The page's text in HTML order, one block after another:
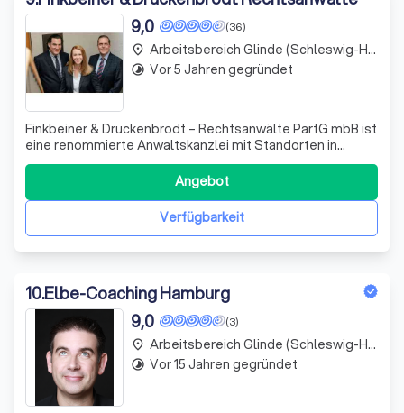
(36)
9,0
Finkbeiner & Druckenbrodt – Rechtsanwälte PartG mbB ist
eine renommierte Anwaltskanzlei mit Standorten in
Hamburg-Eppendorf und Wentorf bei Hamburg. Wir legen
großen Wert auf individuelle Beratung und engagierte
Vertretung unserer Mandanten. Unsere Tätigkeit umfasst
alle wichtigen Bereiche des Priva
Verfügbarkeit
Angebot
place Arbeitsbereich Glinde (Schleswig-Holstein)
timelapse Vor 5 Jahren gegründet
10.Elbe-Coaching Hamburg
(3)
9,0
place Arbeitsbereich Glinde (Schleswig-Holstein)
timelapse Vor 15 Jahren gegründet